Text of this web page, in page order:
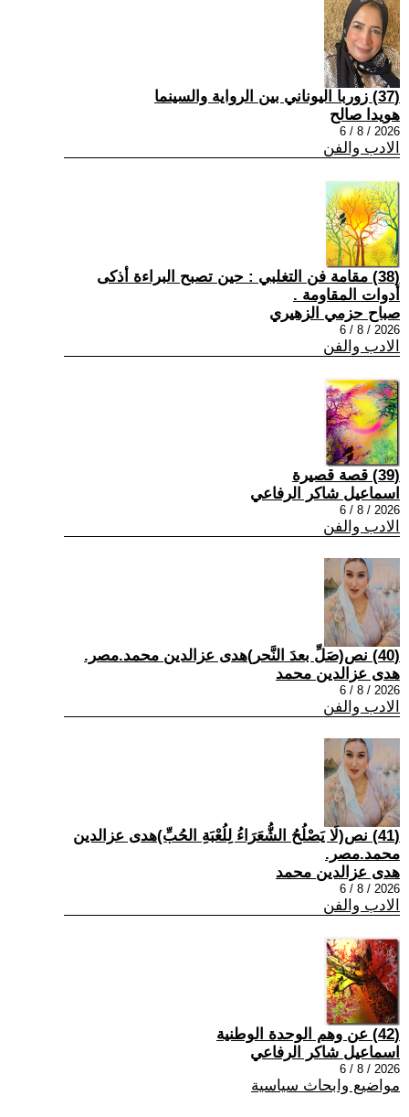
(37) زوربا اليوناني بين الرواية والسينما
هويدا صالح
2026 / 8 / 6
الادب والفن
(38) مقامة فن التغلبي : حين تصبح البراءة أذكى
أدوات المقاومة .
صباح حزمي الزهيري
2026 / 8 / 6
الادب والفن
(39) قصة قصيرة
اسماعيل شاكر الرفاعي
2026 / 8 / 6
الادب والفن
(40) نص(صَلِّ بعدَ النَّحر)هدى عزالدين محمد.مصر.
هدى عزالدين محمد
2026 / 8 / 6
الادب والفن
(41) نص(لَا يَصْلُحُ الشُّعَرَاءُ لِلُعْبَةِ الحُبِّ)هدى عزالدين
محمد.مصر.
هدى عزالدين محمد
2026 / 8 / 6
الادب والفن
(42) عن وهم الوحدة الوطنية
اسماعيل شاكر الرفاعي
2026 / 8 / 6
مواضيع وابحاث سياسية